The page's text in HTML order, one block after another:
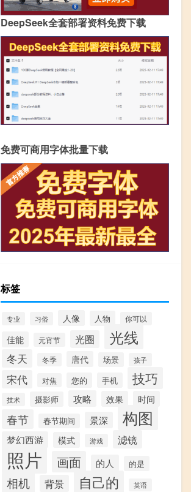
DeepSeek全套部署资料免费下载
免费可商用字体批量下载
标签
专业 习俗 人像 人物 你可以
佳能 元宵节 光圈 光线
冬天 冬季 唐代 场景 孩子
宋代 对焦 您的 手机 技巧
技术 摄影师 攻略 效果 时间
春节 春节期间 景深 构图
梦幻西游 模式 游戏 滤镜
照片 画面 的人 的是
相机 背景 自己的 英语